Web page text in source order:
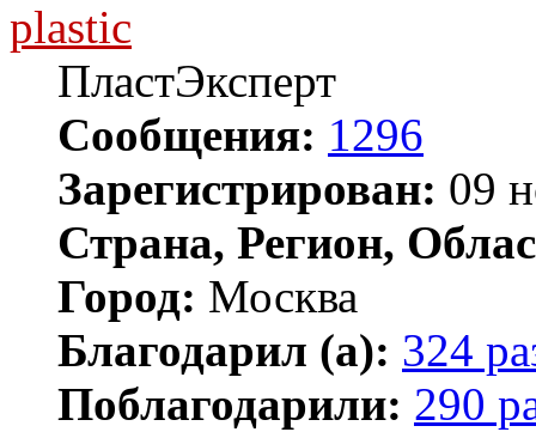
plastic
ПластЭксперт
Сообщения: 1296
Зарегистрирован: 09
Страна, Регион,
Город: Москва
Благодарил (а): 324
Поблагодарили: 290